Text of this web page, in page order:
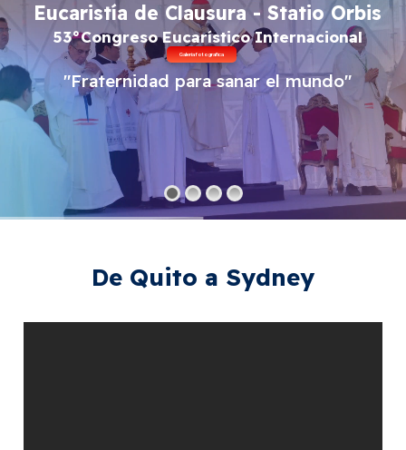
Eucaristía de Clausura - Statio Orbis
53°Congreso Eucarístico Internacional
"Fraternidad para sanar el mundo"
Galeria fotografica
De Quito a Sydney